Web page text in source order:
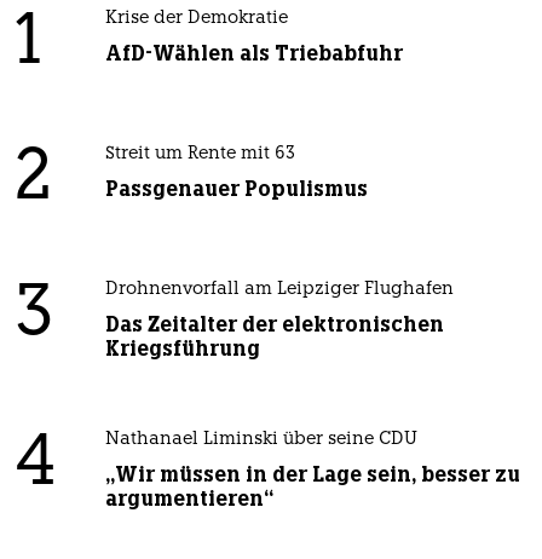
1 Krise der Demokratie
AfD-Wählen als Triebabfuhr
2 Streit um Rente mit 63
Passgenauer Populismus
3 Drohnenvorfall am Leipziger Flughafen
Das Zeitalter der elektronischen
Kriegsführung
4 Nathanael Liminski über seine CDU
„Wir müssen in der Lage sein, besser zu
argumentieren“